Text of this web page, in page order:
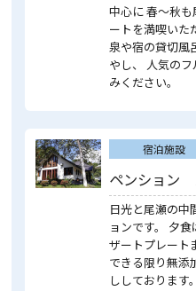
中心に 春～秋
ートを満喫いた
泉や宿の貸切風
やし、 人気の
みください。
宿泊施設
ペンション
日光と尾瀬の中
ョンです。 夕
ザートプレート
できる限り無添
ししております